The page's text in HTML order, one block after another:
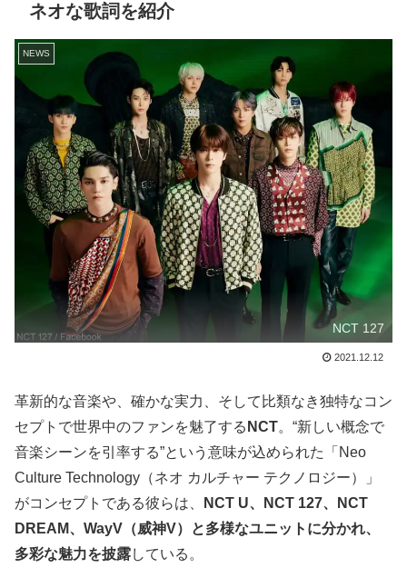
ネオな歌詞を紹介
NEWS
NCT 127
2021.12.12
革新的な音楽や、確かな実力、そして比類なき独特なコン
セプトで世界中のファンを魅了する NCT。“新しい概念で
音楽シーンを引率する”という意味が込められた「Neo
Culture Technology（ネオ カルチャー テクノロジー）」
がコンセプトである彼らは、
NCT U、NCT 127、NCT
DREAM、WayV（威神V）と多様なユニットに分かれ、
多彩な魅力を披露している。